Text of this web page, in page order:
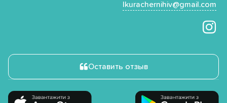
Ikurachernihiv@gmail.com
Оставить отзыв